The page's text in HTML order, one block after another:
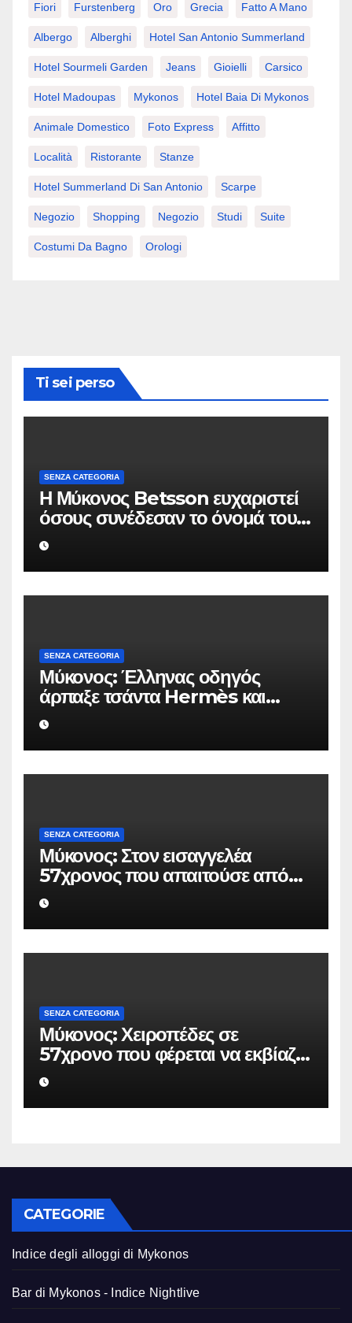
Fiori Furstenberg Oro Grecia Fatto A Mano
Albergo Alberghi Hotel San Antonio Summerland
Hotel Sourmeli Garden Jeans Gioielli Carsico
Hotel Madoupas Mykonos Hotel Baia Di Mykonos
Animale Domestico Foto Express Affitto
Località Ristorante Stanze
Hotel Summerland Di San Antonio Scarpe
Negozio Shopping Negozio Studi Suite
Costumi Da Bagno Orologi
Ti sei perso
SENZA CATEGORIA
Η Μύκονος Betsson ευχαριστεί
όσους συνέδεσαν το όνομά τους
με την ιστορική χρονιά
SENZA CATEGORIA
Μύκονος: Έλληνας οδηγός
άρπαξε τσάντα Hermès και
Rolex αξίας 75.000 ευρώ από
Ουκρανό τουρίστα
SENZA CATEGORIA
Μύκονος: Στον εισαγγελέα
57χρονος που απαιτούσε από
επιχειρηματία 80.000 ευρώ για
να μην κάνει καταγγελίες σε
βάρος του
SENZA CATEGORIA
Μύκονος: Χειροπέδες σε
57χρονο που φέρεται να εκβίαζε
επιχείρηση για να «θάψει»
ψευδείς καταγγελίες – Η παγίδα
που του έστησε η ΕΛ.ΑΣ.
CATEGORIE
Indice degli alloggi di Mykonos
Bar di Mykonos - Indice Nightlive